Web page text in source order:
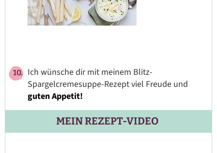
Ich wünsche dir mit meinem Blitz-
Spargelcremesuppe-Rezept viel Freude und
guten Appetit!
MEIN REZEPT-VIDEO